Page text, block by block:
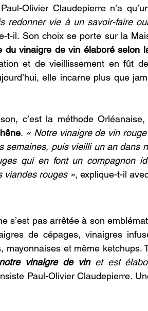
Olivier Claudepierre n’a
redonner vie à un savoir-faire
t-il. Son choix se porte sur la
du vinaigre de vin élaboré selon
et de vieillissement en fût
elle incarne plus que
c’est la méthode Orléanaise,
. « Notre vinaigre de vin
semaines, puis vieilli un an dans
qui en font un compagnon
viandes rouges », explique-t-il
s’est pas arrêtée à son
de cépages, vinaigres
mayonnaises et même ketchups.
vinaigre de vin et est
Paul-Olivier Claudepierre.